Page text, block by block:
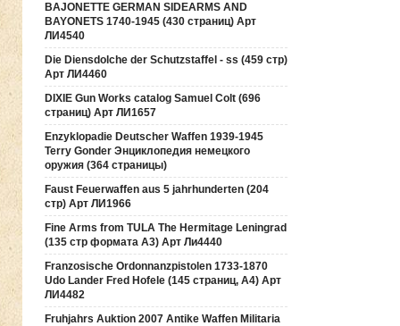
BAJONETTE GERMAN SIDEARMS AND
BAYONETS 1740-1945 (430 страниц) Арт
ЛИ4540
Die Diensdolche der Schutzstaffel - ss (459 стр)
Арт ЛИ4460
DIXIE Gun Works catalog Samuel Colt (696
страниц) Арт ЛИ1657
Enzyklopadie Deutscher Waffen 1939-1945
Terry Gonder Энциклопедия немецкого
оружия (364 страницы)
Faust Feuerwaffen aus 5 jahrhunderten (204
стр) Арт ЛИ1966
Fine Arms from TULA The Hermitage Leningrad
(135 стр формата А3) Арт Ли4440
Franzosische Ordonnanzpistolen 1733-1870
Udo Lander Fred Hofele (145 страниц, А4) Арт
ЛИ4482
Fruhjahrs Auktion 2007 Antike Waffen Militaria